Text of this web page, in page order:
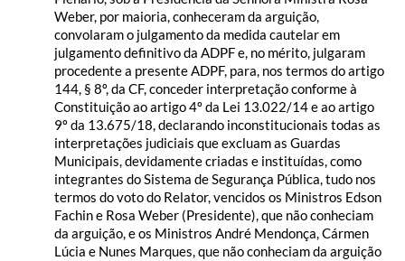
Weber, por maioria, conheceram da arguição,
convolaram o julgamento da medida cautelar em
julgamento definitivo da ADPF e, no mérito, julgaram
procedente a presente ADPF, para, nos termos do artigo
144, § 8º, da CF, conceder interpretação conforme à
Constituição ao artigo 4º da Lei 13.022/14 e ao artigo
9º da 13.675/18, declarando inconstitucionais todas as
interpretações judiciais que excluam as Guardas
Municipais, devidamente criadas e instituídas, como
integrantes do Sistema de Segurança Pública, tudo nos
termos do voto do Relator, vencidos os Ministros Edson
Fachin e Rosa Weber (Presidente), que não conheciam
da arguição, e os Ministros André Mendonça, Cármen
Lúcia e Nunes Marques, que não conheciam da arguição